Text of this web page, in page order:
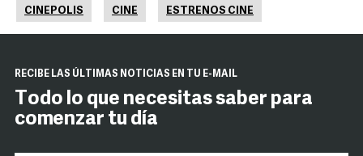
CINEPOLIS CINE ESTRENOS CINE
RECIBE LAS ÚLTIMAS NOTICIAS EN TU E-MAIL
Todo lo que necesitas saber para
comenzar tu día